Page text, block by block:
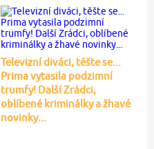
Televizní diváci, těšte se...
Prima vytasila podzimní
trumfy! Další Zrádci,
oblíbené kriminálky a žhavé
novinky...